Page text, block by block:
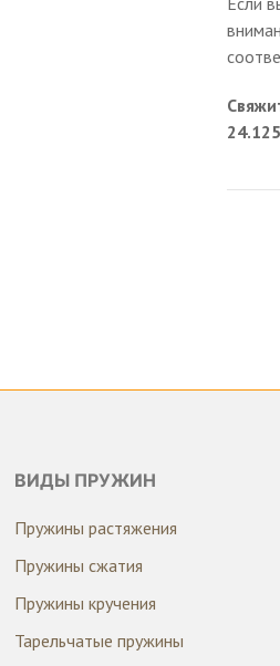
ВИДЫ ПРУЖИН
Пружины растяжения
Пружины сжатия
Пружины кручения
Тарельчатые пружины